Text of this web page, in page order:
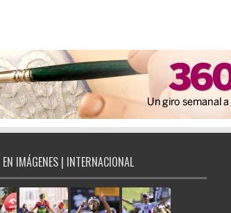
IMÁGENES | INTERNACIONAL